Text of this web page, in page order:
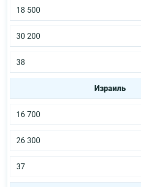
18 500
30 200
38
Израиль
16 700
26 300
37